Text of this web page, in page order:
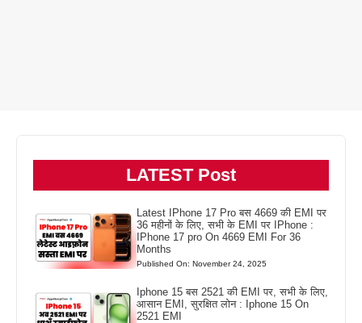
LATEST Post
Latest IPhone 17 Pro बस 4669 की EMI पर
36 महीनों के लिए, सभी के EMI पर IPhone :
IPhone 17 pro On 4669 EMI For 36
Months
Published On: November 24, 2025
Iphone 15 बस 2521 की EMI पर, सभी के लिए,
आसान EMI, सुरक्षित लोन : Iphone 15 On
2521 EMI